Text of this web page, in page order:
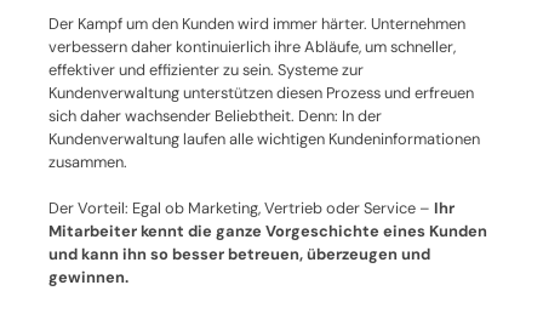
Der Kampf um den Kunden wird immer härter. Unternehmen
verbessern daher kontinuierlich ihre Abläufe, um schneller,
effektiver und effizienter zu sein. Systeme zur
Kundenverwaltung unterstützen diesen Prozess und erfreuen
sich daher wachsender Beliebtheit. Denn: In der
Kundenverwaltung laufen alle wichtigen Kundeninformationen
zusammen.
Der Vorteil: Egal ob Marketing, Vertrieb oder Service – Ihr
Mitarbeiter kennt die ganze Vorgeschichte eines Kunden
und kann ihn so besser betreuen, überzeugen und
gewinnen.